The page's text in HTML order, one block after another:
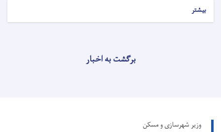
بیشتر
برگشت به اخبار
وزیر شهرسازی و مسکن